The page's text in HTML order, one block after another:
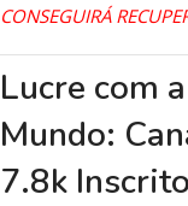
CONSEGUIRÁ
Lucre com
Mundo:
7.8k